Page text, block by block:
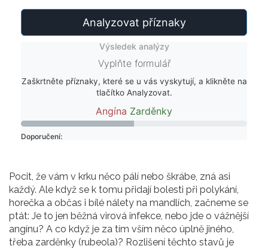
Analyzovat příznaky
Výsledek analýzy
Vyplňte formulář
Zaškrtněte příznaky, které se u vás vyskytují, a klikněte na
tlačítko Analyzovat.
Angína Zarděnky
Doporučení:
Pocit, že vám v krku něco pálí nebo škrábe, zná asi
každý. Ale když se k tomu přidají bolesti při polykání,
horečka a občas i bílé nálety na mandlích, začneme se
ptát: Je to jen běžná virová infekce, nebo jde o vážnější
angínu? A co když je za tím vším něco úplně jiného,
třeba zarděnky (rubeola)? Rozlišení těchto stavů je